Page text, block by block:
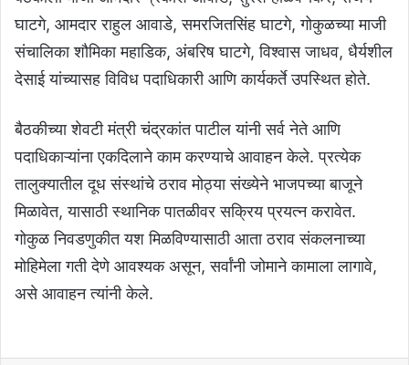
घाटगे, आमदार राहुल आवाडे, समरजितसिंह घाटगे, गोकुळच्या माजी
संचालिका शौमिका महाडिक, अंबरिष घाटगे, विश्वास जाधव, धैर्यशील
देसाई यांच्यासह विविध पदाधिकारी आणि कार्यकर्ते उपस्थित होते.
बैठकीच्या शेवटी मंत्री चंद्रकांत पाटील यांनी सर्व नेते आणि
पदाधिकाऱ्यांना एकदिलाने काम करण्याचे आवाहन केले. प्रत्येक
तालुक्यातील दूध संस्थांचे ठराव मोठ्या संख्येने भाजपच्या बाजूने
मिळावेत, यासाठी स्थानिक पातळीवर सक्रिय प्रयत्न करावेत.
गोकुळ निवडणुकीत यश मिळविण्यासाठी आता ठराव संकलनाच्या
मोहिमेला गती देणे आवश्यक असून, सर्वांनी जोमाने कामाला लागावे,
असे आवाहन त्यांनी केले.